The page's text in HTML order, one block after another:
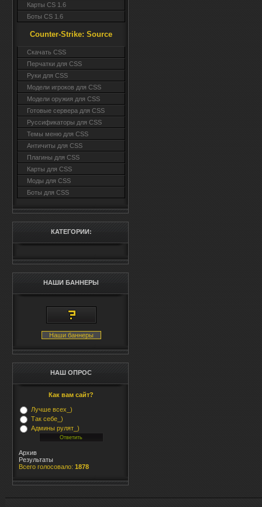
Карты CS 1.6
Боты CS 1.6
Counter-Strike: Source
Cкачать CSS
Перчатки для CSS
Руки для CSS
Модели игроков для CSS
Модели оружия для CSS
Готовые сервера для CSS
Руссификаторы для CSS
Темы меню для CSS
Античиты для CSS
Плагины для CSS
Карты для CSS
Моды для CSS
Боты для CSS
КАТЕГОРИИ:
НАШИ БАННЕРЫ
Наши баннеры
НАШ ОПРОС
Как вам сайт?
Лучше всех_)
Так себе_)
Админы рулят_)
Архив
Результаты
Всего голосовало: 1878